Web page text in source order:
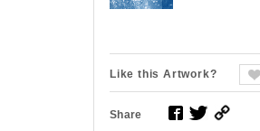
Like this Artwork?
Share